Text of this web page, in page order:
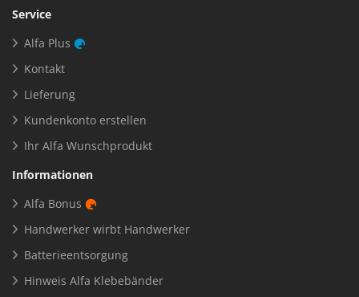
Service
Alfa Plus
Kontakt
Lieferung
Kundenkonto erstellen
Ihr Alfa Wunschprodukt
Informationen
Alfa Bonus
Handwerker wirbt Handwerker
Batterieentsorgung
Hinweis Alfa Klebebänder